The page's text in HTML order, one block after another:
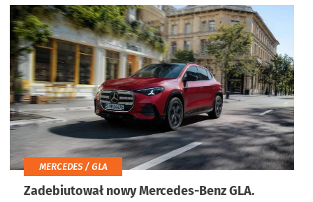
MERCEDES / GLA
Zadebiutował nowy Mercedes-Benz GLA.